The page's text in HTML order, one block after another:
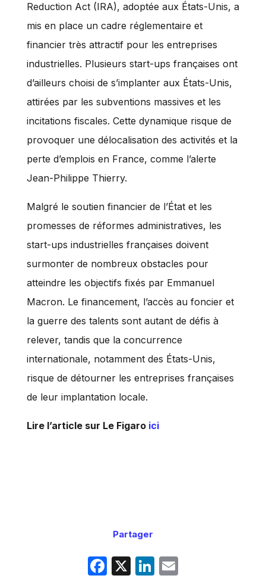
Reduction Act (IRA), adoptée aux États-Unis, a
mis en place un cadre réglementaire et
financier très attractif pour les entreprises
industrielles. Plusieurs start-ups françaises ont
d’ailleurs choisi de s’implanter aux États-Unis,
attirées par les subventions massives et les
incitations fiscales. Cette dynamique risque de
provoquer une délocalisation des activités et la
perte d’emplois en France, comme l’alerte
Jean-Philippe Thierry.
Malgré le soutien financier de l’État et les
promesses de réformes administratives, les
start-ups industrielles françaises doivent
surmonter de nombreux obstacles pour
atteindre les objectifs fixés par Emmanuel
Macron. Le financement, l’accès au foncier et
la guerre des talents sont autant de défis à
relever, tandis que la concurrence
internationale, notamment des États-Unis,
risque de détourner les entreprises françaises
de leur implantation locale.
Lire l’article sur Le Figaro ici
Partager
F X Li